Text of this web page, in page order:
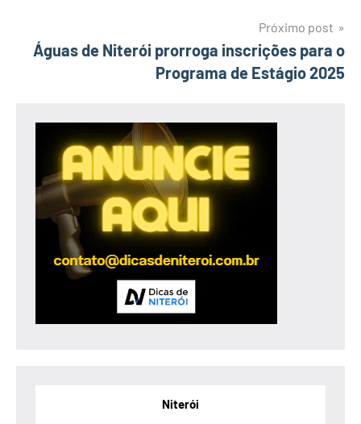
Próximo post
Águas de Niterói prorroga inscrições para o
Programa de Estágio 2025
Niterói